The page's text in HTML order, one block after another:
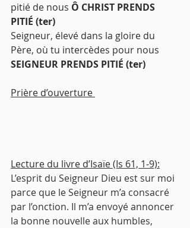
pitié de nous Ô CHRIST PRENDS
PITIÉ (ter)
Seigneur, élevé dans la gloire du
Père, où tu intercèdes pour nous
SEIGNEUR PRENDS PITIÉ (ter)
Prière d’ouverture
Lecture du livre d’Isaïe (Is 61, 1-9):
L’esprit du Seigneur Dieu est sur moi
parce que le Seigneur m’a consacré
par l’onction. Il m’a envoyé annoncer
la bonne nouvelle aux humbles,